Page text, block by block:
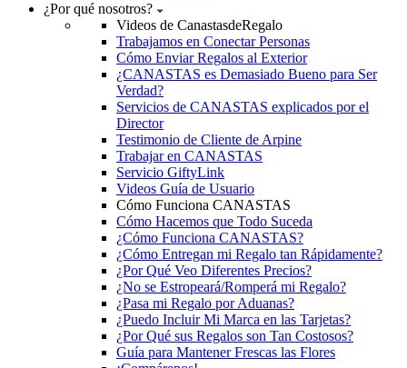
¿Por qué nosotros?
Videos de CanastasdeRegalo
Trabajamos en Conectar Personas
Cómo Enviar Regalos al Exterior
¿CANASTAS es Demasiado Bueno para Ser
Verdad?
Servicios de CANASTAS explicados por el
Director
Testimonio de Cliente de Arpine
Trabajar en CANASTAS
Servicio GiftyLink
Videos Guía de Usuario
Cómo Funciona CANASTAS
Cómo Hacemos que Todo Suceda
¿Cómo Funciona CANASTAS?
¿Cómo Entregan mi Regalo tan Rápidamente?
¿Por Qué Veo Diferentes Precios?
¿No se Estropeará/Romperá mi Regalo?
¿Pasa mi Regalo por Aduanas?
¿Puedo Incluir Mi Marca en las Tarjetas?
¿Por Qué sus Regalos son Tan Costosos?
Guía para Mantener Frescas las Flores